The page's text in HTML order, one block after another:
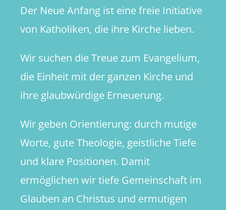
Der Neue Anfang ist eine freie Initiative
von Katholiken, die ihre Kirche lieben.
Wir suchen die Treue zum Evangelium,
die Einheit mit der ganzen Kirche und
ihre glaubwürdige Erneuerung.
Wir geben Orientierung: durch mutige
Worte, gute Theologie, geistliche Tiefe
und klare Positionen. Damit
ermöglichen wir tiefe Gemeinschaft im
Glauben an Christus und ermutigen